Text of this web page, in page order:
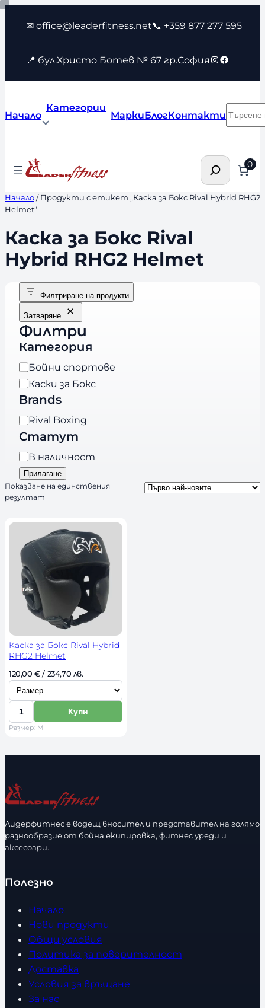
Към
съдържанието
✉ office@leaderfitness.net📞 +359 877 277 595
📍 бул.Христо Ботев № 67 гр.София Instagram
Facebook
Начало
Категории
МаркиБлогКонтакти
Търсене 0
Начало/ Продукти с етикет „Каска за Бокс Rival Hybrid RHG2
Helmet“
Каска за Бокс Rival
Hybrid RHG2 Helmet
Филтриране на продукти
Затваряне
Филтри
Категория
К
а
т
г
о
р
и
я
Бойни спортове
Каски за Бокс
Brands
B
r
a
n
d
s
Rival Boxing
Статут
Н
а
л
и
о
с
т
В наличност
Прилагане
Показване на единствения
резултат
Каска за Бокс Rival Hybrid
RHG2 Helmet
120,00 € / 234,70 лв.
И
б
е
р
з
м
е
р
К
о
е
с
т
в
о
Купи
Размер: M
Лидерфитнес е водещ вносител и представител на голямо
разнообразие от бойна екипировка, фитнес уреди и
аксесоари.
Полезно
Начало
Нови продукти
Общи условия
Политика за поверителност
Доставка
Условия за връщане
За нас